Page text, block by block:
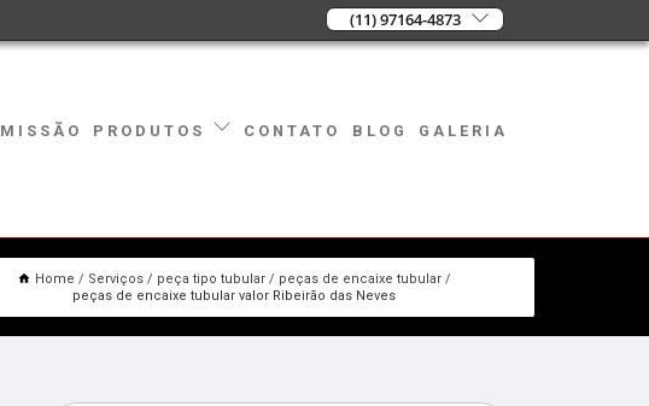
(11) 97164-4873
MISSÃO PRODUTOS CONTATO BLOG GALERIA
Home Serviços peça tipo tubular
peças de encaixe tubular
peças de encaixe tubular valor Ribeirão das Neves